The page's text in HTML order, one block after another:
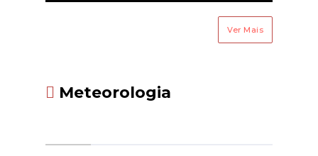
Ver Mais
Meteorologia